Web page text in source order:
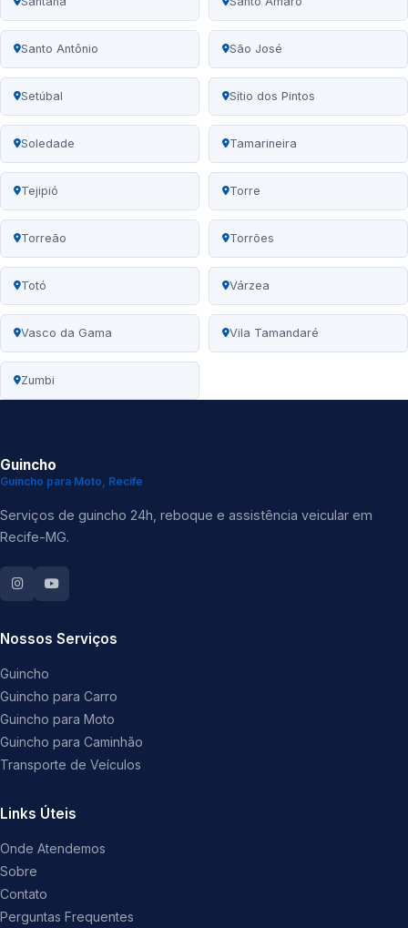
Santo Antônio São José
Setúbal Sítio dos Pintos
Soledade Tamarineira
Tejipió Torre
Torreão Torrões
Totó Várzea
Vasco da Gama Vila Tamandaré
Zumbi
Guincho
Guincho para Moto, Recife
Serviços de guincho 24h, reboque e assistência veicular em
Recife-MG.
Nossos Serviços
Guincho
Guincho para Carro
Guincho para Moto
Guincho para Caminhão
Transporte de Veículos
Links Úteis
Onde Atendemos
Sobre
Contato
Perguntas Frequentes